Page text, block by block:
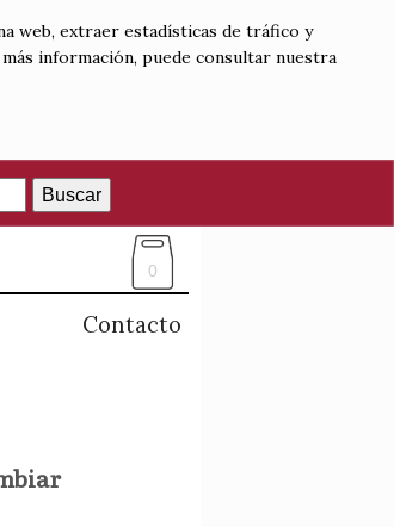
web, extraer estadísticas de tráfico y
información, puede consultar nuestra
Buscar
0
Contacto